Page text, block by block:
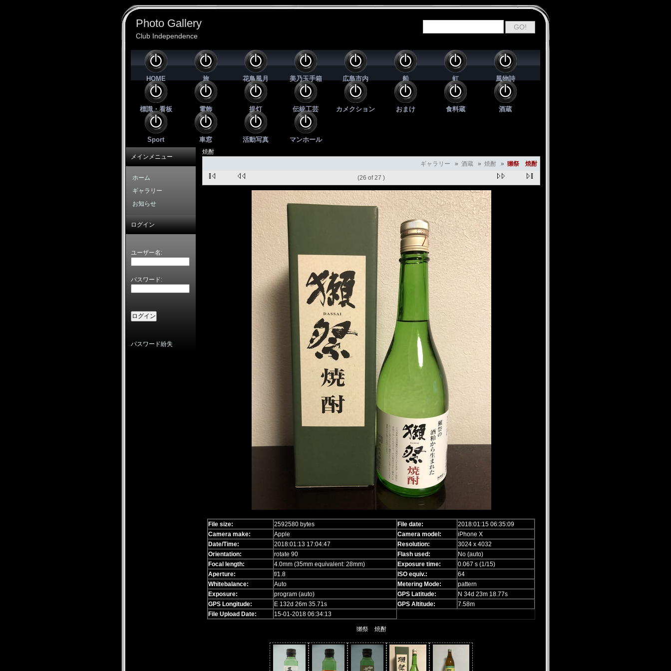
Photo Gallery
Club Independence
HOME 旅 花鳥風月 美乃玉手箱 広島市内 船 虹 風物詩
標識・看板 電飾 提灯 伝統工芸 カメクション おまけ 食料蔵 酒蔵
Sport 車窓 活動写真 マンホール
焼酎
ギャラリー » 酒蔵 » 焼酎 » 獺祭 焼酎
(26 of 27 )
File size: 2592580 bytes File date:
2018:01:15 06:35:09
Camera make:
Apple Camera model:
iPhone X
Date/Time:
2018:01:13 17:04:47 Resolution:
3024 x 4032
Orientation:
rotate 90 Flash used:
No (auto)
Focal length:
4.0mm (35mm equivalent: 28mm) Exposure time:
0.067 s (1/15)
Aperture:
f/1.8 ISO equiv.:
64
Whitebalance:
Auto Metering Mode:
pattern
Exposure:
program (auto) GPS Latitude:
N 34d 23m 18.77s
GPS Longitude:
E 132d 26m 35.71s GPS Altitude:
7.58m
File Upload Date:
15-01-2018 06:34:13
獺祭 焼酎
メインメニュー
ホーム
ギャラリー
お知らせ
ログイン
ユーザー名:
パスワード:
パスワード紛失